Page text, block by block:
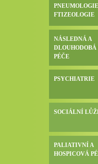
FTIZEOLOGIE
NÁSLEDNÁ A
PÉČE
PSYCHIATRIE
SOCIÁLNÍ
PALIATIVNÍ A
HOSPICOVÁ